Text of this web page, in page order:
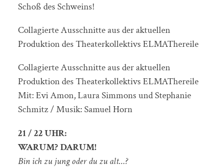
Schoß des Schweins!
Collagierte Ausschnitte aus der aktuellen
Produktion des Theaterkollektivs ELMAThereile
Collagierte Ausschnitte aus der aktuellen
Produktion des Theaterkollektivs ELMAThereile
Mit: Evi Amon, Laura Simmons und Stephanie
Schmitz / Musik: Samuel Horn
21 / 22 UHR:
WARUM? DARUM!
Bin ich zu jung oder du zu alt…?